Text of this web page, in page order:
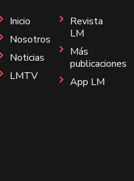
Inicio
Nosotros
Noticias
LMTV
Revista
LM
Más
publicaciones
App LM